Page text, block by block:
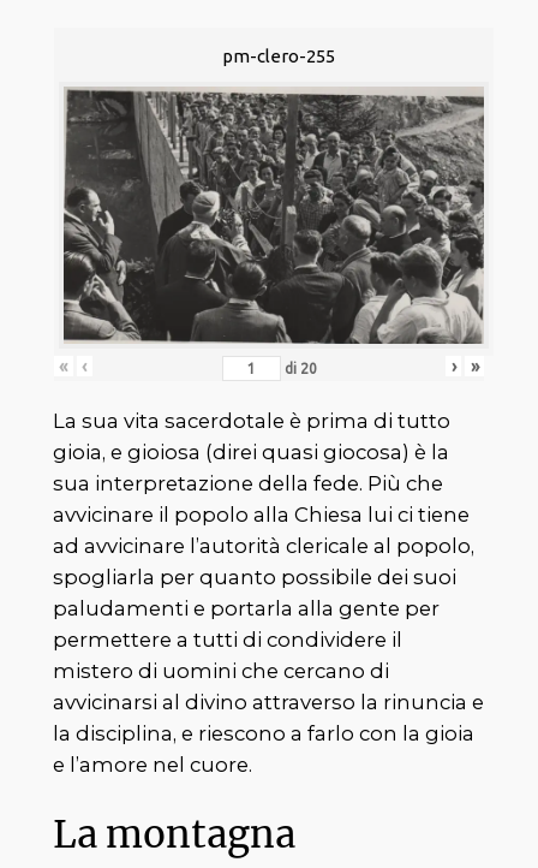
pm-clero-255
« ‹ di 20 › »
La sua vita sacerdotale è prima di tutto
gioia, e gioiosa (direi quasi giocosa) è la
sua interpretazione della fede. Più che
avvicinare il popolo alla Chiesa lui ci tiene
ad avvicinare l’autorità clericale al popolo,
spogliarla per quanto possibile dei suoi
paludamenti e portarla alla gente per
permettere a tutti di condividere il
mistero di uomini che cercano di
avvicinarsi al divino attraverso la rinuncia e
la disciplina, e riescono a farlo con la gioia
e l’amore nel cuore.
La montagna